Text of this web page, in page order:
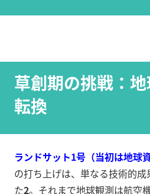
草創期の挑戦：
転換
ランドサット1号（当初は地球
の打ち上げは、単なる技術的
た2。それまで地球観測は航空